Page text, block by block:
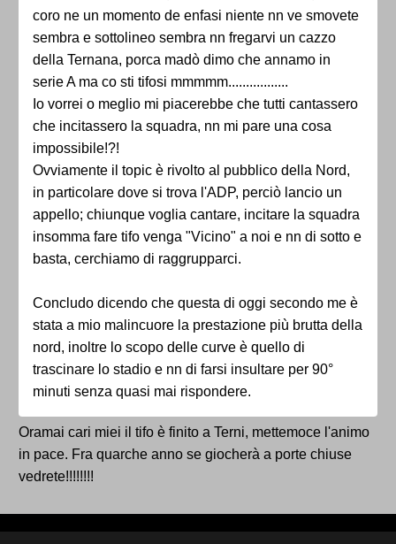
coro ne un momento de enfasi niente nn ve smovete
sembra e sottolineo sembra nn fregarvi un cazzo
della Ternana, porca madò dimo che annamo in
serie A ma co sti tifosi mmmmm.................
Io vorrei o meglio mi piacerebbe che tutti cantassero
che incitassero la squadra, nn mi pare una cosa
impossibile!?!
Ovviamente il topic è rivolto al pubblico della Nord,
in particolare dove si trova l'ADP, perciò lancio un
appello; chiunque voglia cantare, incitare la squadra
insomma fare tifo venga "Vicino" a noi e nn di sotto e
basta, cerchiamo di raggrupparci.
Concludo dicendo che questa di oggi secondo me è
stata a mio malincuore la prestazione più brutta della
nord, inoltre lo scopo delle curve è quello di
trascinare lo stadio e nn di farsi insultare per 90°
minuti senza quasi mai rispondere.
Oramai cari miei il tifo è finito a Terni, mettemoce l'animo
in pace. Fra quarche anno se giocherà a porte chiuse
vedrete!!!!!!!!